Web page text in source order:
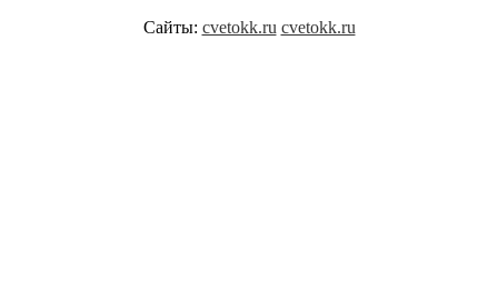
Сайты: cvetokk.ru cvetokk.ru